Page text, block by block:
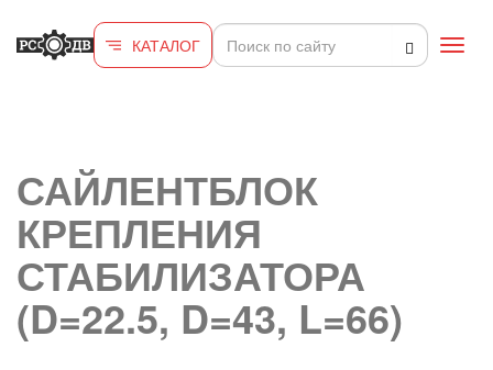
КАТАЛОГ
САЙЛЕНТБЛОК
КРЕПЛЕНИЯ
СТАБИЛИЗАТОРА
(D=22.5, D=43, L=66)